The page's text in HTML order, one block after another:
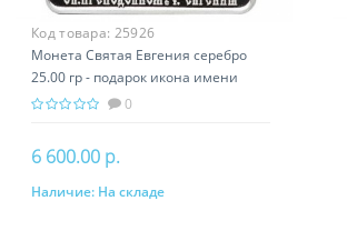
Код товара: 25926
Монета Святая Евгения серебро
25.00 гр - подарок икона имени
0
6 600.00 р.
В корзину
Наличие: На складе